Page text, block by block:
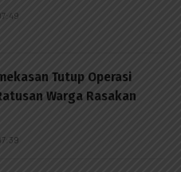
Tutup Operasi
Warga Rasakan